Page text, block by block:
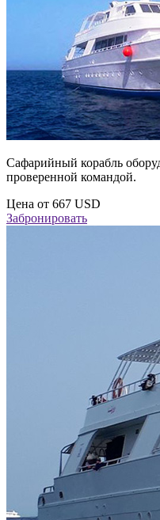
Сафарийный корабль
проверенной командой.
Цена от 667 USD
Забронировать